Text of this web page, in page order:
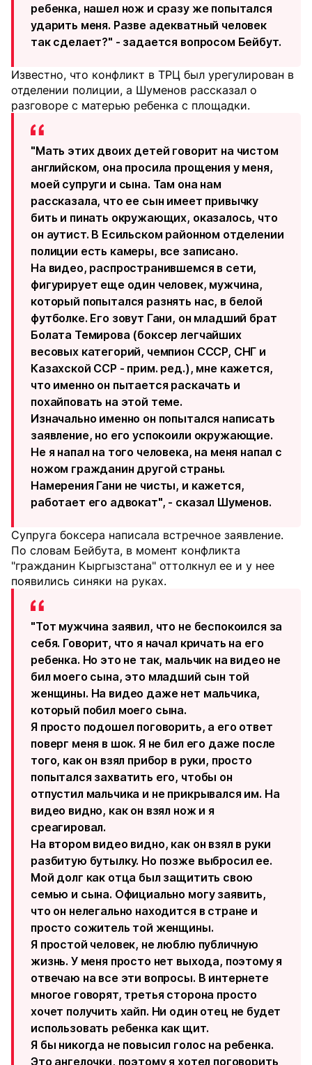
ребенка, нашел нож и сразу же попытался
ударить меня. Разве адекватный человек
так сделает?" - задается вопросом Бейбут.
Известно, что конфликт в ТРЦ был урегулирован в
отделении полиции, а Шуменов рассказал о
разговоре с матерью ребенка с площадки.
"Мать этих двоих детей говорит на чистом
английском, она просила прощения у меня,
моей супруги и сына. Там она нам
рассказала, что ее сын имеет привычку
бить и пинать окружающих, оказалось, что
он аутист. В Есильском районном отделении
полиции есть камеры, все записано.
На видео, распространившемся в сети,
фигурирует еще один человек, мужчина,
который попытался разнять нас, в белой
футболке. Его зовут Гани, он младший брат
Болата Темирова (боксер легчайших
весовых категорий, чемпион СССР, СНГ и
Казахской ССР - прим. ред.), мне кажется,
что именно он пытается раскачать и
похайповать на этой теме.
Изначально именно он попытался написать
заявление, но его успокоили окружающие.
Не я напал на того человека, на меня напал с
ножом гражданин другой страны.
Намерения Гани не чисты, и кажется,
работает его адвокат", - сказал Шуменов.
Супруга боксера написала встречное заявление.
По словам Бейбута, в момент конфликта
"гражданин Кыргызстана" оттолкнул ее и у нее
появились синяки на руках.
"Тот мужчина заявил, что не беспокоился за
себя. Говорит, что я начал кричать на его
ребенка. Но это не так, мальчик на видео не
бил моего сына, это младший сын той
женщины. На видео даже нет мальчика,
который побил моего сына.
Я просто подошел поговорить, а его ответ
поверг меня в шок. Я не бил его даже после
того, как он взял прибор в руки, просто
попытался захватить его, чтобы он
отпустил мальчика и не прикрывался им. На
видео видно, как он взял нож и я
среагировал.
На втором видео видно, как он взял в руки
разбитую бутылку. Но позже выбросил ее.
Мой долг как отца был защитить свою
семью и сына. Официально могу заявить,
что он нелегально находится в стране и
просто сожитель той женщины.
Я простой человек, не люблю публичную
жизнь. У меня просто нет выхода, поэтому я
отвечаю на все эти вопросы. В интернете
многое говорят, третья сторона просто
хочет получить хайп. Ни один отец не будет
использовать ребенка как щит.
Я бы никогда не повысил голос на ребенка.
Это ангелочки, поэтому я хотел поговорить